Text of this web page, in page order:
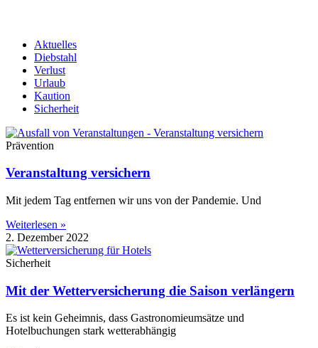
Aktuelles
Diebstahl
Verlust
Urlaub
Kaution
Sicherheit
Prävention
Veranstaltung versichern
Mit jedem Tag entfernen wir uns von der Pandemie. Und
Weiterlesen »
2. Dezember 2022
Sicherheit
Mit der Wetterversicherung die Saison verlängern
Es ist kein Geheimnis, dass Gastronomieumsätze und
Hotelbuchungen stark wetterabhängig